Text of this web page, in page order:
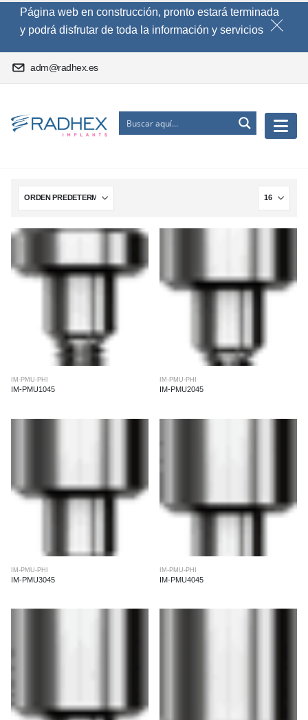
Página web en construcción, pronto estará terminada
y podrá disfrutar de toda la información y servicios
adm@radhex.es
IM-PMU-PHI
IM-PMU1045
IM-PMU-PHI
IM-PMU2045
IM-PMU-PHI
IM-PMU3045
IM-PMU-PHI
IM-PMU4045